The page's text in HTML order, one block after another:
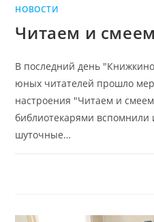
НОВОСТИ
Читаем и
В последний день
юных читателей прошло
настроения "Читаем и
библиотекарями вспомнили
шуточные…